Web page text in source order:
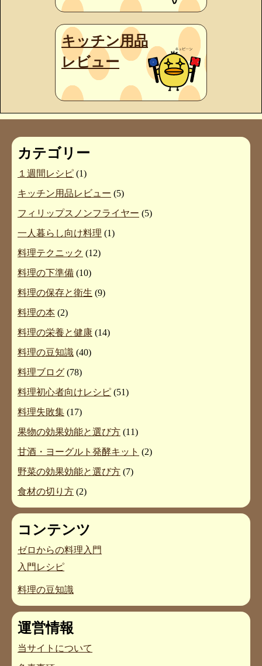
キッチン用品
レビュー
カテゴリー
１週間レシピ (1)
キッチン用品レビュー (5)
フィリップスノンフライヤー (5)
一人暮らし向け料理 (1)
料理テクニック (12)
料理の下準備 (10)
料理の保存と衛生 (9)
料理の本 (2)
料理の栄養と健康 (14)
料理の豆知識 (40)
料理ブログ (78)
料理初心者向けレシピ (51)
料理失敗集 (17)
果物の効果効能と選び方 (11)
甘酒・ヨーグルト発酵キット (2)
野菜の効果効能と選び方 (7)
食材の切り方 (2)
コンテンツ
ゼロからの料理入門
入門レシピ
料理の豆知識
運営情報
当サイトについて